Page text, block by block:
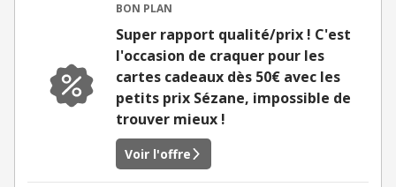
BON PLAN
Super rapport qualité/prix ! C'est
l'occasion de craquer pour les
cartes cadeaux dès 50€ avec les
petits prix Sézane, impossible de
trouver mieux !
Voir l'offre